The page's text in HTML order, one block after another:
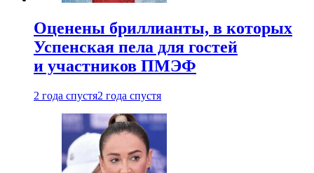
Оценены бриллианты, в которых
Успенская пела для гостей
и участников ПМЭФ
2 года спустя2 года спустя